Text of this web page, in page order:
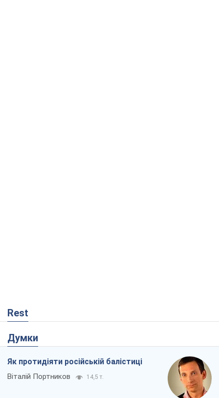
Rest
Думки
Як протидіяти російській балістиці
Віталій Портников 14,5 т.